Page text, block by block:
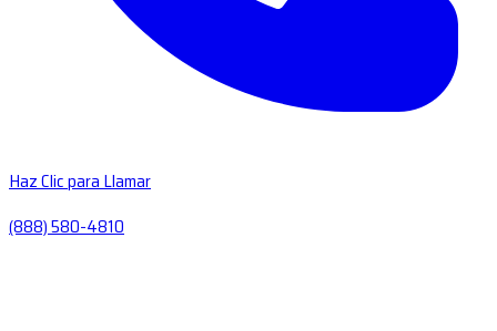
Haz Clic para Llamar
(888) 580-4810